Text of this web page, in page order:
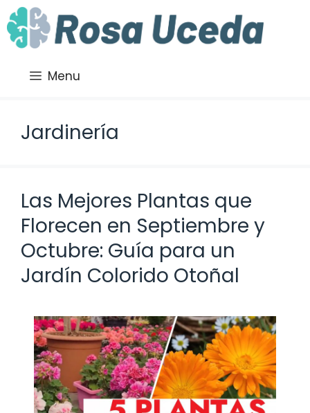
Saltar
al
contenido
Menu
Jardinería
Las Mejores Plantas que
Florecen en Septiembre y
Octubre: Guía para un
Jardín Colorido Otoñal